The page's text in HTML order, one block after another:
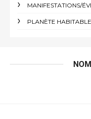
MANIFESTATIONS/
PLANÈTE HABITABLE